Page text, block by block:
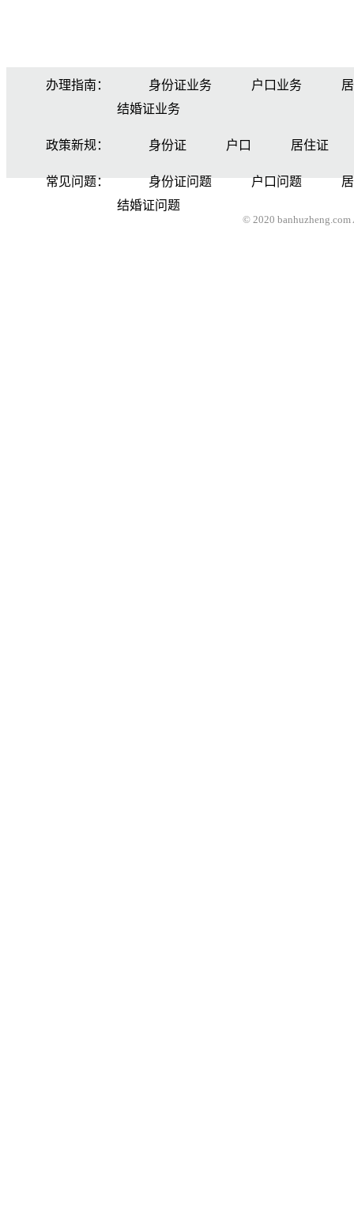
办理指南： 身份证业务 户口业务
结婚证业务
政策新规： 身份证 户口 居住证
常见问题： 身份证问题 户口问题
结婚证问题
© 2020